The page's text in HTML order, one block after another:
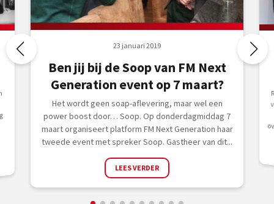
23 januari 2019
Ben jij bij de Soop van FM Next
Generation event op 7 maart?
Het wordt geen soap-aflevering, maar wel een
power boost door… Soop. Op donderdagmiddag 7
maart organiseert platform FM Next Generation haar
tweede event met spreker Soop. Gastheer van dit...
LEES VERDER